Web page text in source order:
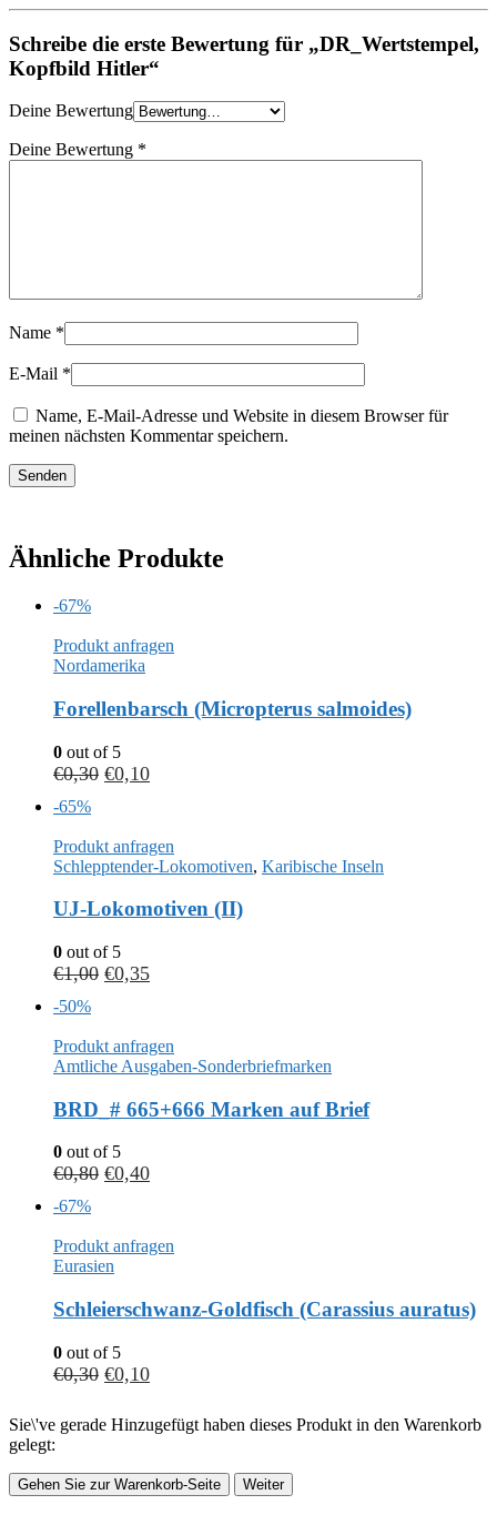
Schreibe die erste Bewertung für „DR_Wertstempel,
Kopfbild Hitler“
Deine Bewertung
Deine Bewertung *
Name *
E-Mail *
Name, E-Mail-Adresse und Website in diesem Browser für
meinen nächsten Kommentar speichern.
Ähnliche Produkte
-67%
Produkt anfragen
Nordamerika
Forellenbarsch (Micropterus salmoides)
0 out of 5
€0,30 €0,10
-65%
Produkt anfragen
Schlepptender-Lokomotiven, Karibische Inseln
UJ-Lokomotiven (II)
0 out of 5
€1,00 €0,35
-50%
Produkt anfragen
Amtliche Ausgaben-Sonderbriefmarken
BRD_# 665+666 Marken auf Brief
0 out of 5
€0,80 €0,40
-67%
Produkt anfragen
Eurasien
Schleierschwanz-Goldfisch (Carassius auratus)
0 out of 5
€0,30 €0,10
Sie\'ve gerade Hinzugefügt haben dieses Produkt in den Warenkorb
gelegt:
Gehen Sie zur Warenkorb-Seite Weiter